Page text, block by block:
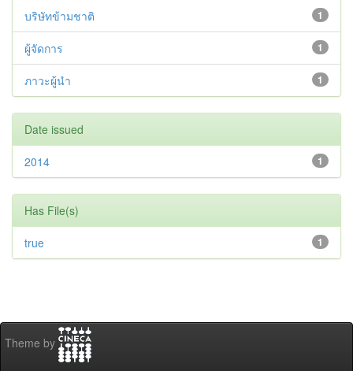
1
บริษัทข้ามชาติ
1
ผู้จัดการ
1
ภาวะผู้นำ
Date issued
1
2014
Has File(s)
1
true
Theme by